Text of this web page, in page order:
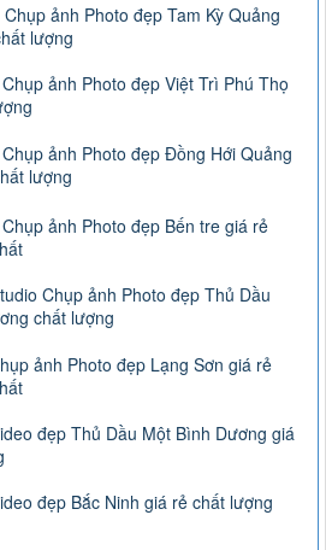
ảnh Photo đẹp Tam Kỳ Quảng
lượng
ảnh Photo đẹp Việt Trì Phú Thọ
ảnh Photo đẹp Đồng Hới Quảng
lượng
ảnh Photo đẹp Bến tre giá rẻ
Chụp ảnh Photo đẹp Thủ Dầu
chất lượng
ảnh Photo đẹp Lạng Sơn giá rẻ
đẹp Thủ Dầu Một Bình Dương giá
đẹp Bắc Ninh giá rẻ chất lượng